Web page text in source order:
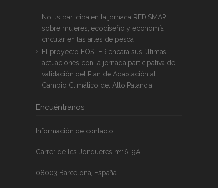
Notus participa en la jornada REDISMAR
sobre mujeres, ecodiseño y economía
circular en las artes de pesca
El proyecto FOSTER encara sus últimas
actuaciones con la jornada participativa de
validación del Plan de Adaptación al
Cambio Climático del Alto Palancia
Encuéntranos
Información de contacto
Carrer de les Jonqueres nº16, 9A
08003 Barcelona, España